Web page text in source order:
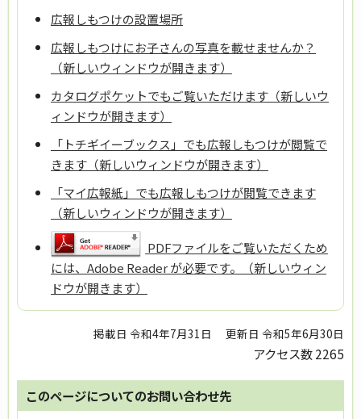
広報しもつけの設置場所
広報しもつけにお子さんの写真を載せませんか？
（新しいウィンドウが開きます）
カタログポケットでもご覧いただけます（新しいウ
ィンドウが開きます）
「トチギイーブックス」でも広報しもつけが閲覧で
きます（新しいウィンドウが開きます）
「マイ広報紙」でも広報しもつけが閲覧できます
（新しいウィンドウが開きます）
PDFファイルをご覧いただくため
には、Adobe Reader が必要です。（新しいウィン
ドウが開きます）
掲載日 令和4年7月31日 更新日 令和5年6月30日
アクセス数2265
このページについてのお問い合わせ先